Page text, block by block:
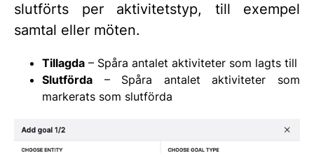
slutförts per aktivitetstyp, till exempel
samtal eller möten.
Tillagda – Spåra antalet aktiviteter som lagts till
Slutförda – Spåra antalet aktiviteter som
markerats som slutförda